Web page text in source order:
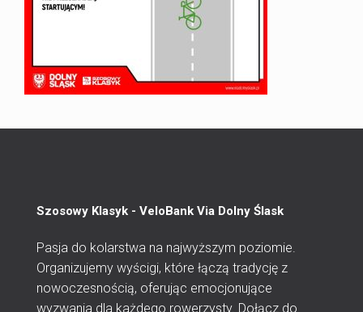
Szosowy Klasyk - VeloBank Via Dolny Ślask
Pasja do kolarstwa na najwyższym poziomie.
Organizujemy wyścigi, które łączą tradycję z
nowoczesnością, oferując emocjonujące
wyzwania dla każdego rowerzysty. Dołącz do